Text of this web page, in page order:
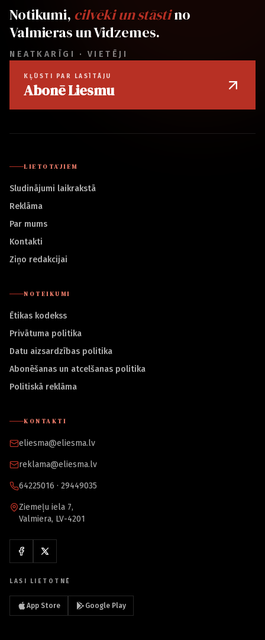
Notikumi, cilvēki un stāstino
Valmieras un Vidzemes.
NEATKARĪGI · VIETĒJI
KĻŪSTI PAR LASĪTĀJU
Abonē Liesmu
LIETOTĀJIEM
Sludinājumi laikrakstā
Reklāma
Par mums
Kontakti
Ziņo redakcijai
NOTEIKUMI
Ētikas kodekss
Privātuma politika
Datu aizsardzības politika
Abonēšanas un atcelšanas politika
Politiskā reklāma
KONTAKTI
eliesma@eliesma.lv
reklama@eliesma.lv
64225016 · 29449035
Ziemeļu iela 7,
Valmiera, LV-4201
LASI LIETOTNĒ
App Store Google Play